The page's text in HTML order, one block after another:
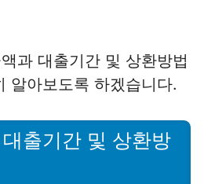
과 대출기간 및 상환방법
알아보도록 하겠습니다.
출기간 및 상환방